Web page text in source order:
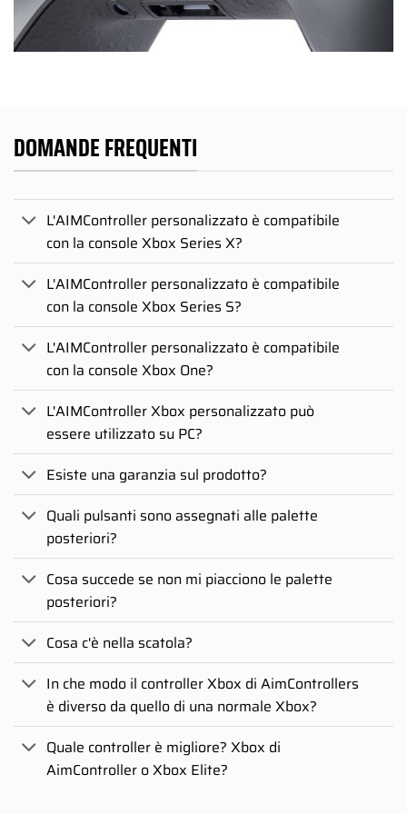
DOMANDE FREQUENTI
L'AIMController personalizzato è compatibile
con la console Xbox Series X?
L'AIMController personalizzato è compatibile
con la console Xbox Series S?
L'AIMController personalizzato è compatibile
con la console Xbox One?
L'AIMController Xbox personalizzato può
essere utilizzato su PC?
Esiste una garanzia sul prodotto?
Quali pulsanti sono assegnati alle palette
posteriori?
Cosa succede se non mi piacciono le palette
posteriori?
Cosa c'è nella scatola?
In che modo il controller Xbox di AimControllers
è diverso da quello di una normale Xbox?
Quale controller è migliore? Xbox di
AimController o Xbox Elite?